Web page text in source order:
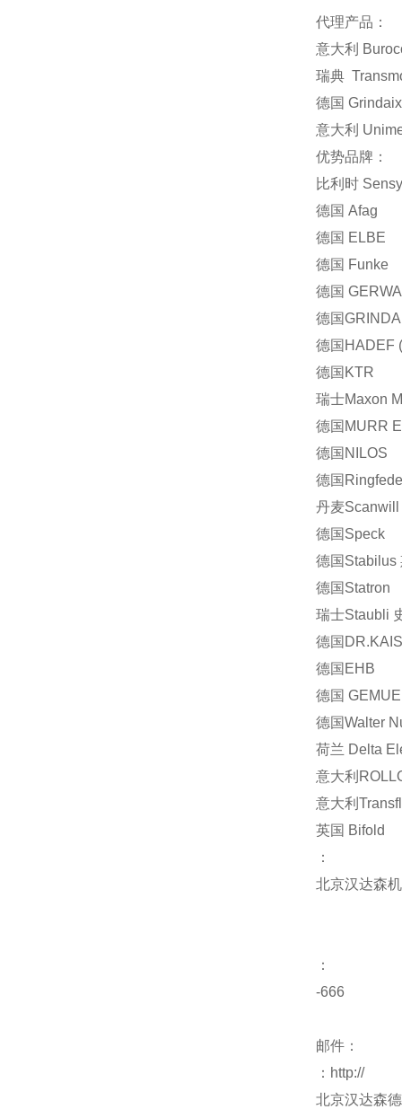
代理产品：
意大利
瑞典
德国
意大利
优势品牌：
比利时
德国 Afag
德国 ELBE
德国 Funke
德国
德国
德国HADEF
德国KTR
瑞士Maxon
德国MURR
德国NILOS
德国
丹麦Scanwill
德国Speck
德国Stabilus
德国Statron
瑞士Staubli
德国
德国EHB
德国
德国Walter
荷兰 Delta
意大利
意大利
英国 Bifold
：
北京汉达森
：
-666
邮件：
：http://
北京汉达森